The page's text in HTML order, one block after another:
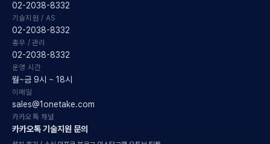
02-2038-8332
기술지원 / AS
02-2038-8332
총무 / 관리
02-2038-8332
운영 시간
월~금 9시 ~ 18시
이메일
sales@1onetake.com
카카오톡 채널
카카오톡 기술지원 문의